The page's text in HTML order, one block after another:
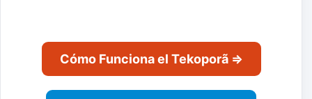
Cómo Funciona el Tekoporã ⇒